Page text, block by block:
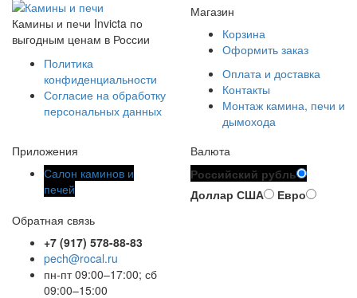
Камины и печи Invicta по
выгодным ценам в России
Политика
конфиденциальности
Согласие на обработку
персональных данных
Магазин
Корзина
Оформить заказ
Оплата и доставка
Контакты
Монтаж камина, печи и
дымохода
Приложения
Салон каминов и
печей
Валюта
Российский рубль
Доллар США
Евро
Обратная связь
+7 (917) 578-88-83
pech@rocal.ru
пн-пт 09:00–17:00; сб
09:00–15:00